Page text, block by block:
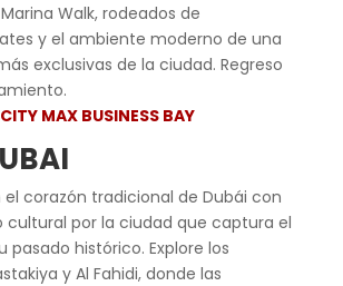
Walk, rodeados de
y el ambiente moderno de una
exclusivas de la ciudad. Regreso
CITY MAX BUSINESS BAY
el corazón tradicional de Dubái con
cultural por la ciudad que captura el
pasado histórico. Explore los
y Al Fahidi, donde las